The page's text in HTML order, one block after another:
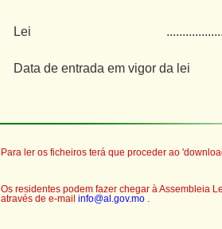
Lei
Data de entrada em vigor da lei
Para ler os ficheiros terá que proceder ao
Os residentes podem fazer chegar à Assembleia
através de e-mail info@al.gov.mo .